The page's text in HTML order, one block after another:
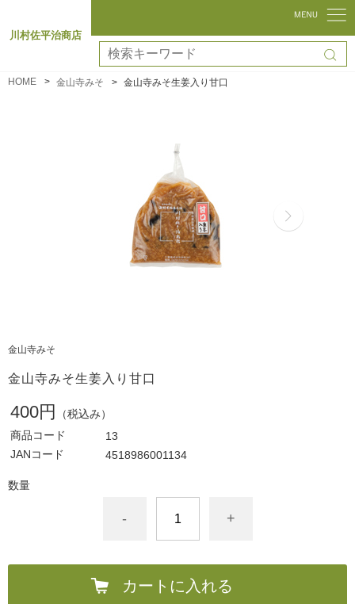
川村佐平治商店
HOME 金山寺みそ 金山寺みそ生姜入り甘口
金山寺みそ
金山寺みそ生姜入り甘口
400円
（税込み）
商品コード
13
JANコード
4518986001134
数量
- +
カートに入れる